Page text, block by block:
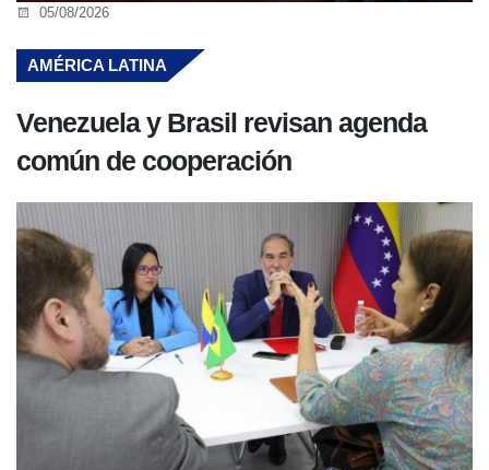
05/08/2026
AMÉRICA LATINA
Venezuela y Brasil revisan agenda
común de cooperación